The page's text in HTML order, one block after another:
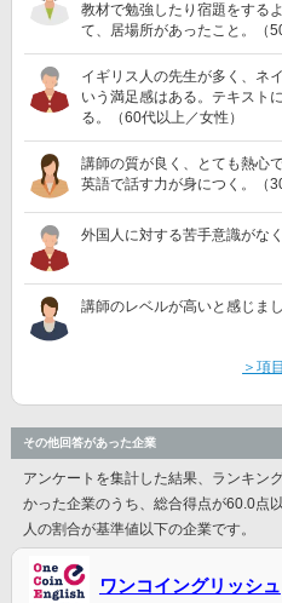
教材で勉強したり宿題をする
て、居場所があったこと。（
イギリス人の先生が多く、ネ
いう満足感はある。テキスト
る。（60代以上／女性）
講師の質が良く、とても熱心
英語で話す力が身につく。（
外国人に対する苦手意識がな
講師のレベルが高いと感じま
＞項
その他回答があった企業
アンケートを集計した結果、ランキン
かった企業のうち、総合得点が60.0点
人の割合が基準値以下の企業です。
ワンコイングリッシュ